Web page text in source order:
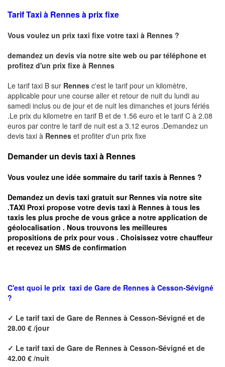
Tarif Taxi à Rennes à prix fixe
Vous voulez un prix taxi fixe votre taxi à Rennes ?
demandez un devis via notre site web ou par téléphone et
profitez d'un prix fixe à Rennes
Le tarif taxi B sur Rennes c'est le tarif pour un kilomètre,
applicable pour une course aller et retour de nuit du lundi au
samedi inclus ou de jour et de nuit les dimanches et jours fériés
.Le prix du kilometre en tarif B et de 1.56 euro et le tarif C à 2.08
euros par contre le tarif de nuit est a 3.12 euros .Demandez un
devis taxi à Rennes et profiter d'un prix fixe
Demander un devis taxi à Rennes
Vous voulez une idée sommaire du tarif taxis à Rennes ?
Demandez un devis taxi gratuit sur Rennes via notre site
.TAXI Proxi propose votre devis taxi à Rennes à tous les
taxis les plus proche de vous grâce a notre application de
géolocalisation . Nous trouvons les meilleures
propositions de prix pour vous . Choisissez votre chauffeur
et recevez un SMS de confirmation
C'est quoi le prix taxi de Gare de Rennes à Cesson-Sévigné
?
✓ Le tarif taxi de Gare de Rennes à Cesson-Sévigné et de
28.00 € /jour
✓ Le tarif taxi de Gare de Rennes à Cesson-Sévigné et de
42.00 € /nuit